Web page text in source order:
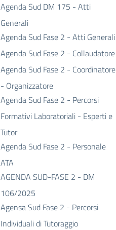
Agenda Sud DM 175 - Atti
Generali
Agenda Sud Fase 2 - Atti Generali
Agenda Sud Fase 2 - Collaudatore
Agenda Sud Fase 2 - Coordinatore
- Organizzatore
Agenda Sud Fase 2 - Percorsi
Formativi Laboratoriali - Esperti e
Tutor
Agenda Sud Fase 2 - Personale
ATA
AGENDA SUD-FASE 2 - DM
106/2025
Agensa Sud Fase 2 - Percorsi
Individuali di Tutoraggio